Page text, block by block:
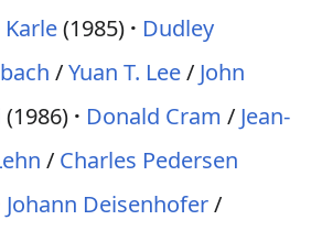
Karle(1985)
Dudley
/Yuan T. Lee/ John
(1986) Donald Cram / Jean-
/ Charles Pedersen
Johann Deisenhofer/